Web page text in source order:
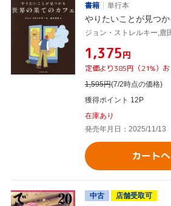
書籍
単行本
やりたいことが見つ
ジョン・ストレルキー,鹿
¥1,375円
定価より385円（21%）お
1,595円(7/2時点の価格)
獲得ポイント 12P
在庫あり
発売年月日：2025/11/13
カート
中古
店舗受取可